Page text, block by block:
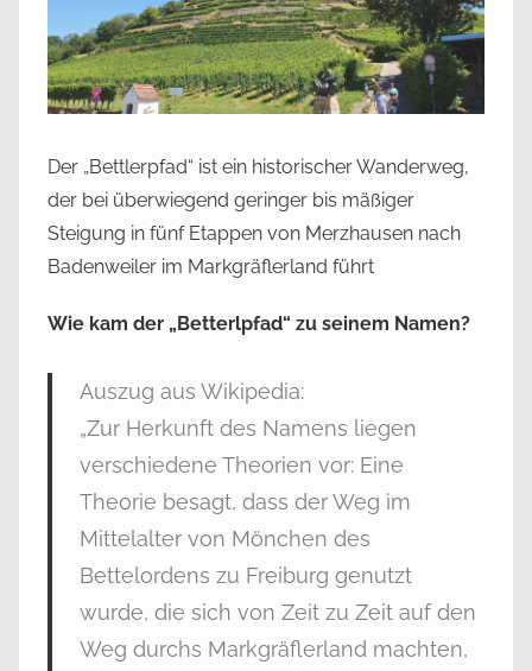
h
t
a
1
3
l
2
Der „Bettlerpfad“ ist ein historischer Wanderweg,
der bei überwiegend geringer bis mäßiger
Steigung in fünf Etappen von Merzhausen nach
Badenweiler im Markgräflerland führt
Wie kam der „Betterlpfad“ zu seinem Namen?
Auszug aus Wikipedia:
„Zur Herkunft des Namens liegen
verschiedene Theorien vor: Eine
Theorie besagt, dass der Weg im
Mittelalter von Mönchen des
Bettelordens zu Freiburg genutzt
wurde, die sich von Zeit zu Zeit auf den
Weg durchs Markgräflerland machten,